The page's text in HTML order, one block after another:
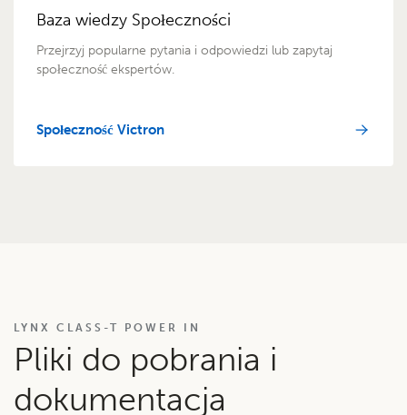
Baza wiedzy Społeczności
Przejrzyj popularne pytania i odpowiedzi lub zapytaj
społeczność ekspertów.
Społeczność Victron
LYNX CLASS-T POWER IN
Pliki do pobrania i
dokumentacja